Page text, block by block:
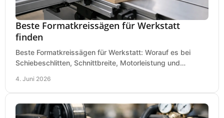
Beste Formatkreissägen für Werkstatt
finden
Beste Formatkreissägen für Werkstatt: Worauf es bei
Schiebeschlitten, Schnittbreite, Motorleistung und
4. Juni 2026